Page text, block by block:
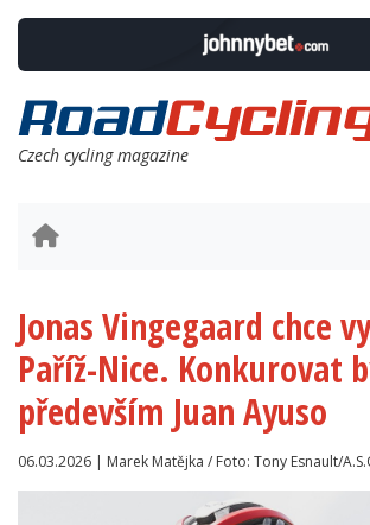
Czech cycling magazine
Jonas Vingegaard chce
Paříž-Nice. Konkurovat
především Juan Ayuso
06.03.2026 | Marek Matějka / Foto: Tony Esnault/